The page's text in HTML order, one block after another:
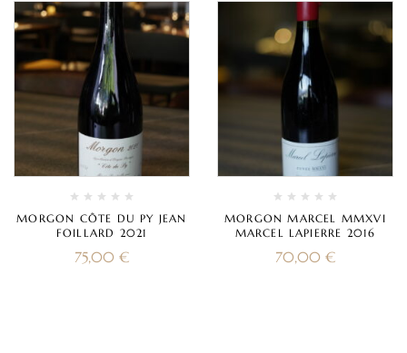
MORGON CÔTE DU PY JEAN
FOILLARD 2021
75,00 €
MORGON MARCEL MMXVI
MARCEL LAPIERRE 2016
70,00 €